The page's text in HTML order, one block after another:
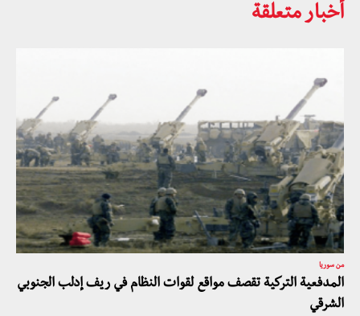
أخبار متعلقة
من سوريا
المدفعية التركية تقصف مواقع لقوات النظام في ريف إدلب الجنوبي
الشرقي